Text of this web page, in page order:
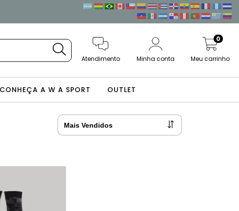
Atendimento Minha conta Meu carrinho
0
CONHEÇA A W A SPORT OUTLET